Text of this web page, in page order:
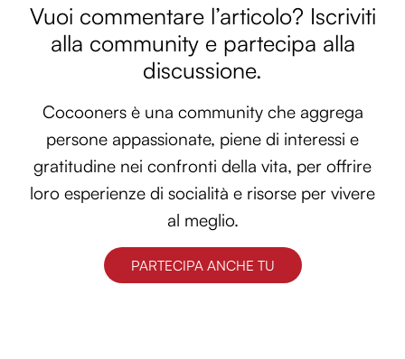
Vuoi commentare l’articolo? Iscriviti
alla community e partecipa alla
discussione.
Cocooners è una community che aggrega
persone appassionate, piene di interessi e
gratitudine nei confronti della vita, per offrire
loro esperienze di socialità e risorse per vivere
al meglio.
PARTECIPA ANCHE TU